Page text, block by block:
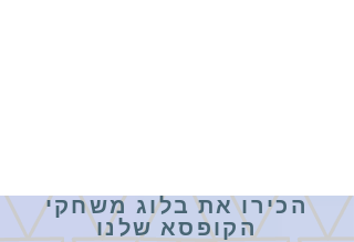
הכירו את בלוג משחקי
הקופסא שלנו